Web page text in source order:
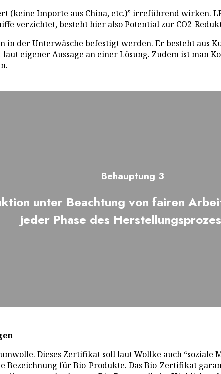
(keine Importe aus China, etc.)” irreführend wirken.
verzichtet, besteht hier also Potential zur CO2-
der Unterwäsche befestigt werden. Er besteht aus
eigener Aussage an einer Lösung. Zudem ist man
Behauptung 3
unter Beachtung von fairen
jeder Phase des
Dieses Zertifikat soll laut Wollke auch
Bezeichnung für Bio-Produkte. Das Bio-Zertifikat